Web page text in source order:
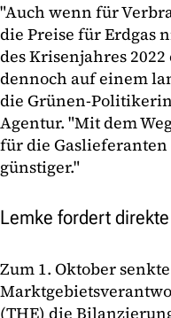
"Auch wenn für
die Preise für Erdgas
des Krisenjahres
dennoch auf einem
die Grünen-
Agentur. "Mit dem
für die Gaslieferanten
günstiger."
Lemke fordert
Zum 1. Oktober
(THE) die